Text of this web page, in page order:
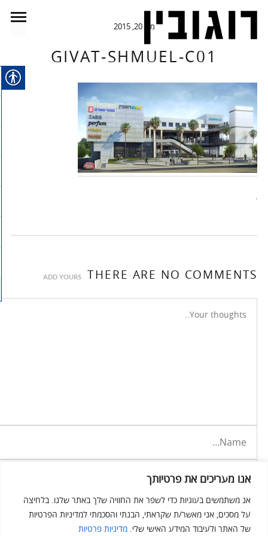
אנו מעריכים את פרטיותך
אנ משתמשים בעוגיות כדי לשפר את החוויה שלך באתר שלנו. בלחיצה
על מסכים, אני מאשר/ת שקראתי, הבנתי והסכמתי למדיניות הפרטיות
של האתר ולעיבוד המידע האישי שלי. מדיניות פרטיות
מאי 20, 2015
GIVAT-SHMUEL-C01
.
THERE ARE NO COMMENTS
ADD YOURS